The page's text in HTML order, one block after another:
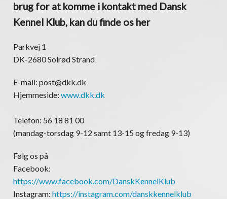
brug for at komme i kontakt med Dansk
Kennel Klub, kan du finde os her
Parkvej 1
DK-2680 Solrød Strand
E-mail: post@dkk.dk
Hjemmeside: www.dkk.dk
Telefon: 56 18 81 00
(mandag-torsdag 9-12 samt 13-15 og fredag 9-13)
Følg os på
Facebook:
https://www.facebook.com/DanskKennelKlub
Instagram: https://instagram.com/danskkennelklub